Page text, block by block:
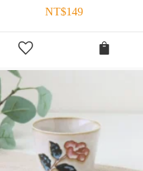
NT$149